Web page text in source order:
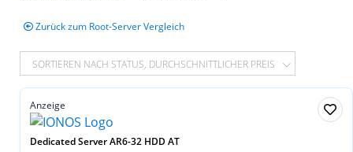
Zurück zum Root-Server Vergleich
SORTIEREN NACH STATUS, DURCHSCHNITTLICHER PREIS
Anzeige
Dedicated Server AR6-32 HDD AT